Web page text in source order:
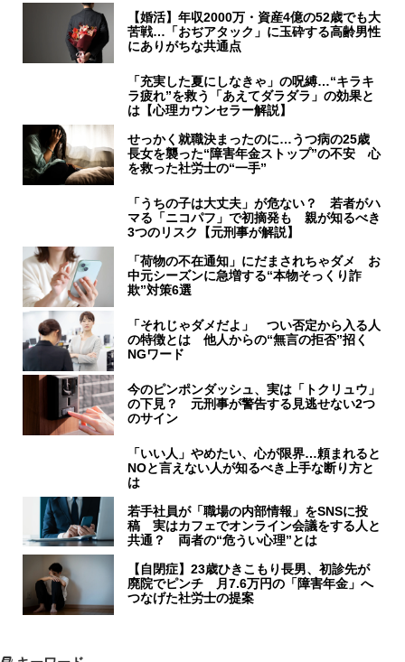
【婚活】年収2000万・資産4億の52歳でも大
苦戦…「おぢアタック」に玉砕する高齢男性
にありがちな共通点
「充実した夏にしなきゃ」の呪縛…“キラキ
ラ疲れ”を救う「あえてダラダラ」の効果と
は【心理カウンセラー解説】
せっかく就職決まったのに…うつ病の25歳
長女を襲った“障害年金ストップ”の不安 心
を救った社労士の“一手”
「うちの子は大丈夫」が危ない？ 若者がハ
マる「ニコパフ」で初摘発も 親が知るべき
3つのリスク【元刑事が解説】
「荷物の不在通知」にだまされちゃダメ お
中元シーズンに急増する“本物そっくり詐
欺”対策6選
「それじゃダメだよ」 つい否定から入る人
の特徴とは 他人からの“無言の拒否”招く
NGワード
今のピンポンダッシュ、実は「トクリュウ」
の下見？ 元刑事が警告する見逃せない2つ
のサイン
「いい人」やめたい、心が限界…頼まれると
NOと言えない人が知るべき上手な断り方と
は
若手社員が「職場の内部情報」をSNSに投
稿 実はカフェでオンライン会議をする人と
共通？ 両者の“危うい心理”とは
【自閉症】23歳ひきこもり長男、初診先が
廃院でピンチ 月7.6万円の「障害年金」へ
つなげた社労士の提案